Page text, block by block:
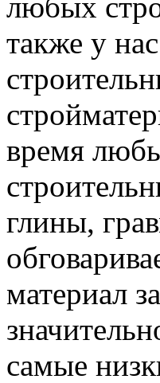
также у
время
глины,
материал
самые